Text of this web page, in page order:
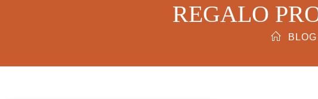
REGALO
BLOG